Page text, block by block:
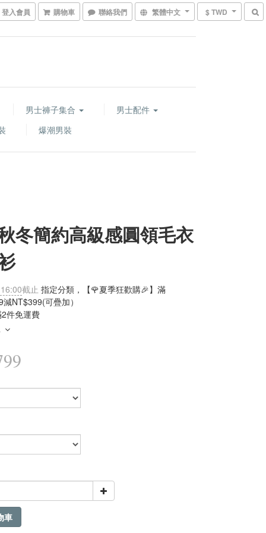
登入會員 購物車 聯絡我們 繁體中文 $ TWD
男士褲子集合
男士配件
爆潮男裝
冬簡約高級感圓領毛衣
截止 指定分類，【🌹夏季狂歡購🎉】滿
NT$399(可疊加）
件免運費
車